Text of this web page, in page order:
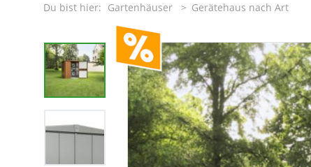
Du bist hier: Gartenhäuser Gerätehaus nach Art